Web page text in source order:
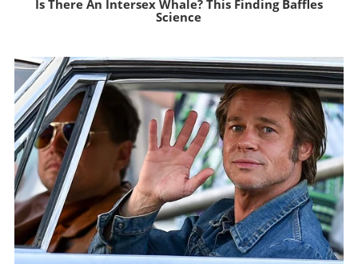
Is There An Intersex Whale? This Finding Baffles
Science